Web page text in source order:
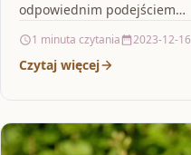
odpowiednim podejściem…
1 minuta czytania 2023-12-16
Czytaj więcej